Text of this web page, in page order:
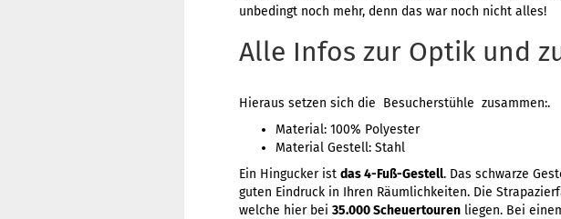
unbedingt noch mehr, denn das war noch nicht alles!
Alle Infos zur Optik und
Hieraus setzen sich die Besucherstühle zusammen:.
Material: 100% Polyester
Material Gestell: Stahl
Ein Hingucker ist das 4-Fuß-Gestell. Das schwarze
guten Eindruck in Ihren Räumlichkeiten. Die
welche hier bei 35.000 Scheuertouren liegen. Bei